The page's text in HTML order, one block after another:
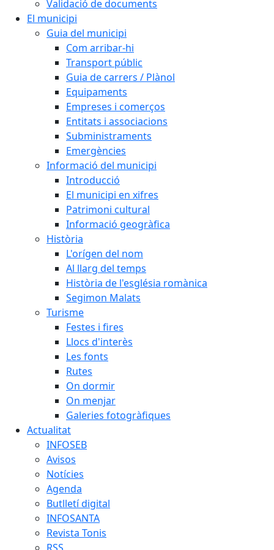
Validació de documents
El municipi
Guia del municipi
Com arribar-hi
Transport públic
Guia de carrers / Plànol
Equipaments
Empreses i comerços
Entitats i associacions
Subministraments
Emergències
Informació del municipi
Introducció
El municipi en xifres
Patrimoni cultural
Informació geogràfica
Història
L'orígen del nom
Al llarg del temps
Història de l'església romànica
Segimon Malats
Turisme
Festes i fires
Llocs d'interès
Les fonts
Rutes
On dormir
On menjar
Galeries fotogràfiques
Actualitat
INFOSEB
Avisos
Notícies
Agenda
Butlletí digital
INFOSANTA
Revista Tonis